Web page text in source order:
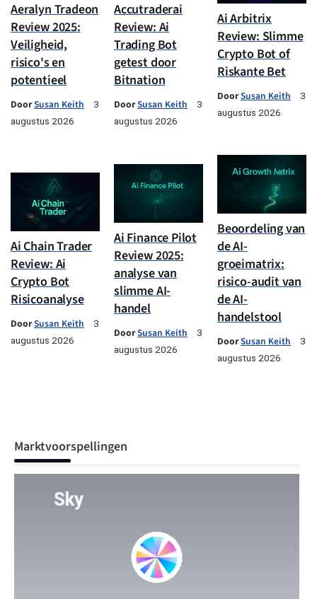
Aeralyn Tradeon
Review 2025:
Veiligheid,
risico's en
potentieel
DoorSusan Keith
3
augustus 2026
Accutraderai
Review: Ai
Trading Bot
getest door
Bitnation
DoorSusan Keith
3
augustus 2026
Ai Arbitrix
Review: Slimme
Crypto Bot of
Riskante Bet
DoorSusan Keith
3
augustus 2026
Ai Chain Trader
Review: Ai
Crypto Bot
Risicoanalyse
DoorSusan Keith
3
augustus 2026
Ai Finance Pilot
Review 2025:
analyse van
slimme AI-
handel
DoorSusan Keith
3
augustus 2026
Beoordeling van
de AI-
groeimatrix:
risico-audit van
de AI-
handelstool
DoorSusan Keith
3
augustus 2026
Marktvoorspellingen